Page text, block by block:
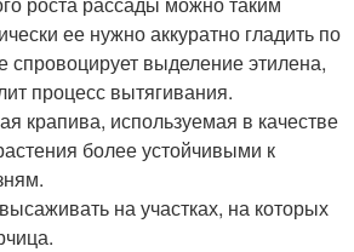
ее нужно аккуратно гладить по
спровоцирует выделение этилена,
процесс вытягивания.
крапива, используемая в качестве
более устойчивыми к
на участках, на которых